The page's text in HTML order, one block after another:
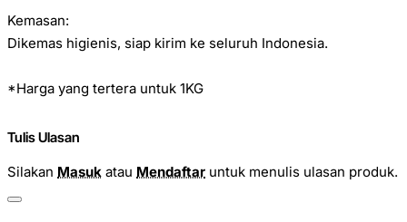
Kemasan:
Dikemas higienis, siap kirim ke seluruh Indonesia.
*Harga yang tertera untuk 1KG
Tulis Ulasan
Silakan Masuk atau Mendaftar untuk menulis ulasan produk.